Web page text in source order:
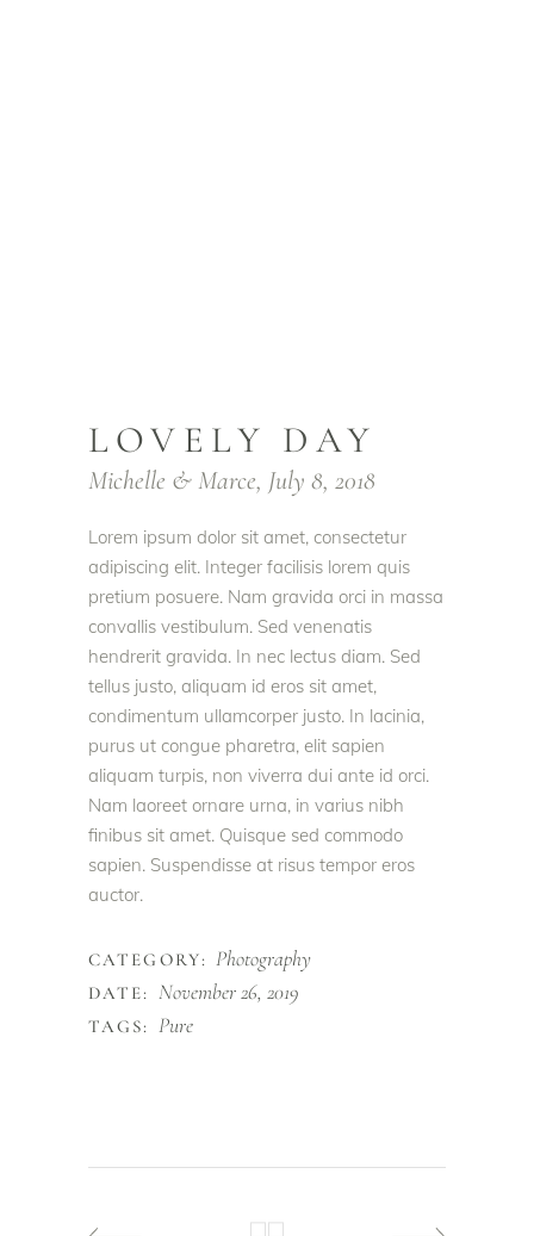
LOVELY DAY
Michelle & Marce, July 8, 2018
Lorem ipsum dolor sit amet, consectetur
adipiscing elit. Integer facilisis lorem quis
pretium posuere. Nam gravida orci in massa
convallis vestibulum. Sed venenatis
hendrerit gravida. In nec lectus diam. Sed
tellus justo, aliquam id eros sit amet,
condimentum ullamcorper justo. In lacinia,
purus ut congue pharetra, elit sapien
aliquam turpis, non viverra dui ante id orci.
Nam laoreet ornare urna, in varius nibh
finibus sit amet. Quisque sed commodo
sapien. Suspendisse at risus tempor eros
auctor.
CATEGORY: Photography
DATE: November 26, 2019
TAGS: Pure